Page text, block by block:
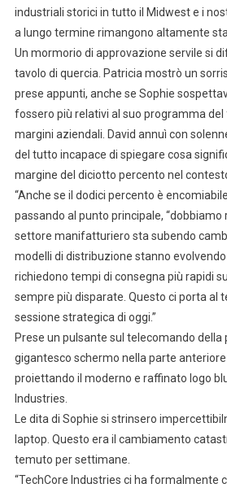
industriali storici in tutto il Midwest e i
a lungo termine rimangono altamente
Un mormorio di approvazione servile si
tavolo di quercia. Patricia mostrò un
prese appunti, anche se Sophie
fossero più relativi al suo programma
margini aziendali. David annuì con
del tutto incapace di spiegare cosa
margine del diciotto percento nel
“Anche se il dodici percento è
passando al punto principale, “dobbiamo
settore manifatturiero sta subendo
modelli di distribuzione stanno
richiedono tempi di consegna più rapidi
sempre più disparate. Questo ci porta al
sessione strategica di oggi.”
Prese un pulsante sul telecomando della
gigantesco schermo nella parte
proiettando il moderno e raffinato logo
Industries.
Le dita di Sophie si strinsero
laptop. Questo era il cambiamento
temuto per settimane.
“TechCore Industries ci ha formalmente